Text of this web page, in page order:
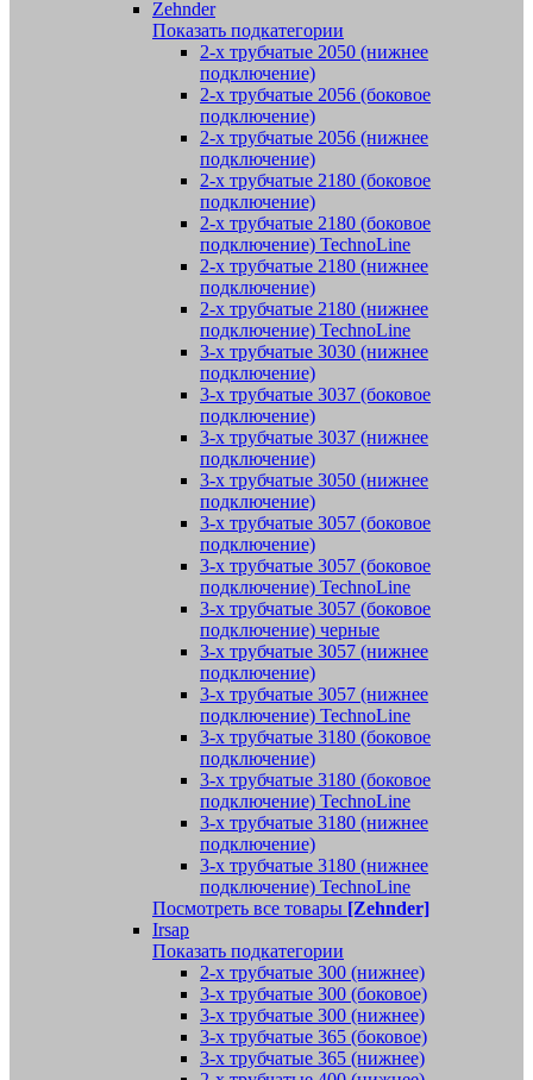
Zehnder
Показать подкатегории
2-х трубчатые 2050 (нижнее
подключение)
2-х трубчатые 2056 (боковое
подключение)
2-х трубчатые 2056 (нижнее
подключение)
2-х трубчатые 2180 (боковое
подключение)
2-х трубчатые 2180 (боковое
подключение) TechnoLine
2-х трубчатые 2180 (нижнее
подключение)
2-х трубчатые 2180 (нижнее
подключение) TechnoLine
3-х трубчатые 3030 (нижнее
подключение)
3-х трубчатые 3037 (боковое
подключение)
3-х трубчатые 3037 (нижнее
подключение)
3-х трубчатые 3050 (нижнее
подключение)
3-х трубчатые 3057 (боковое
подключение)
3-х трубчатые 3057 (боковое
подключение) TechnoLine
3-х трубчатые 3057 (боковое
подключение) черные
3-х трубчатые 3057 (нижнее
подключение)
3-х трубчатые 3057 (нижнее
подключение) TechnoLine
3-х трубчатые 3180 (боковое
подключение)
3-х трубчатые 3180 (боковое
подключение) TechnoLine
3-х трубчатые 3180 (нижнее
подключение)
3-х трубчатые 3180 (нижнее
подключение) TechnoLine
Посмотреть все товары [Zehnder]
Irsap
Показать подкатегории
2-х трубчатые 300 (нижнее)
3-х трубчатые 300 (боковое)
3-х трубчатые 300 (нижнее)
3-х трубчатые 365 (боковое)
3-х трубчатые 365 (нижнее)